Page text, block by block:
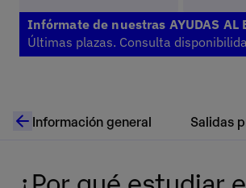
Infórmate de nuestras AYUDAS AL
Últimas plazas. Consulta
Información general Salidas
¿Por qué estudiar